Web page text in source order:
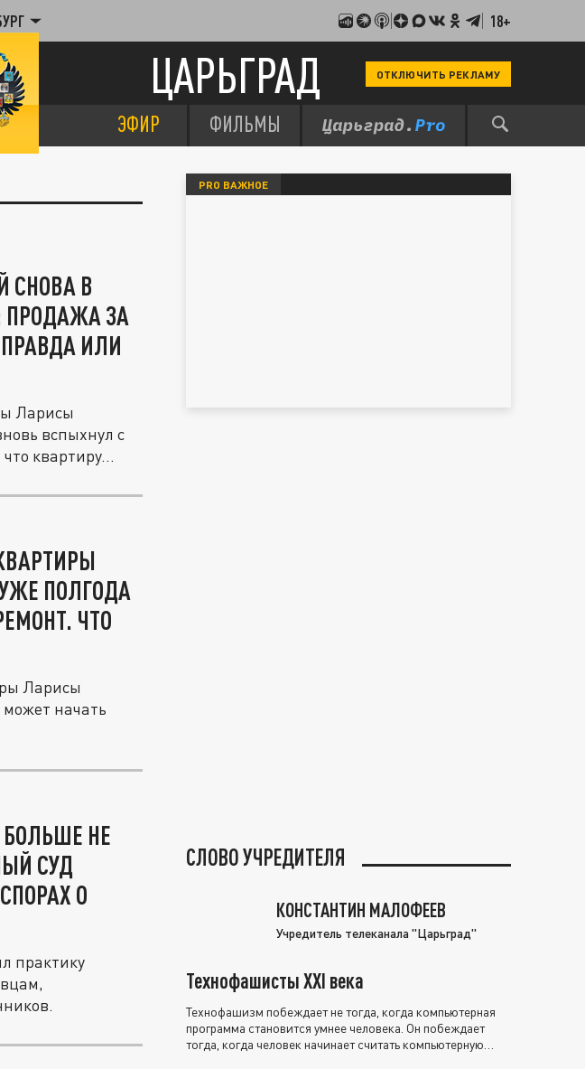
18+
ЦАРЬГРАД ОТКЛЮЧИТЬ РЕКЛАМУ
ЭФИР ФИЛЬМЫ
СНОВА В
ПРОДАЖА ЗА
ИЛИ
Ларисы
вспыхнул с
квартиру...
ПОЛГОДА
ЧТО
Ларисы
начать
НЕ
СУД
О
практику
PRO ВАЖНОЕ
СЛОВО УЧРЕДИТЕЛЯ
КОНСТАНТИН МАЛОФЕЕВ
Учредитель телеканала "Царьград"
Технофашисты XXI века
Технофашизм побеждает не тогда, когда компьютерная
программа становится умнее человека. Он побеждает
тогда, когда человек начинает считать компьютерную